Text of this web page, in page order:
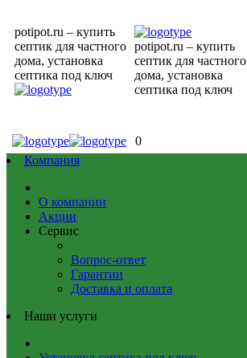
potipot.ru – купить
септик для частного
дома, установка
септика под ключ
potipot.ru – купить
септик для частного
дома, установка
септика под ключ
0
Компания
О компании
Акции
Сервис
Вопрос-ответ
Гарантии
Доставка и оплата
Наши услуги